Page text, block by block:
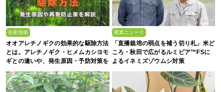
生産技術
オオアレチノギクの効果的な駆除方法
とは。アレチノギク・ヒメムカシヨモ
ギとの違いや、発生原因・予防対策を
解説
農業ニュース
「直播栽培の弱点を補う切り札」米ど
ころ・秋田で広がるルミビア™FSに
よるイネミズゾウムシ対策